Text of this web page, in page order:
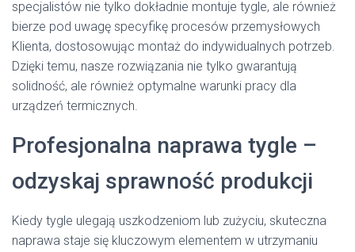
specjalistów nie tylko dokładnie montuje tygle, ale również
bierze pod uwagę specyfikę procesów przemysłowych
Klienta, dostosowując montaż do indywidualnych potrzeb.
Dzięki temu, nasze rozwiązania nie tylko gwarantują
solidność, ale również optymalne warunki pracy dla
urządzeń termicznych.
Profesjonalna naprawa tygle –
odzyskaj sprawność produkcji
Kiedy tygle ulegają uszkodzeniom lub zużyciu, skuteczna
naprawa staje się kluczowym elementem w utrzymaniu